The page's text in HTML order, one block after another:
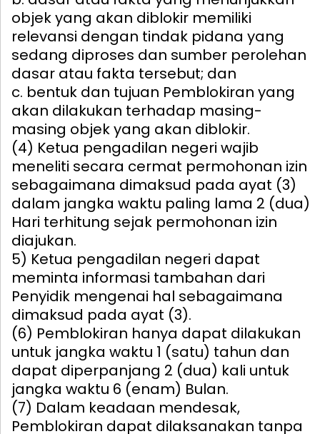
objek yang akan diblokir memiliki
relevansi dengan tindak pidana yang
sedang diproses dan sumber perolehan
dasar atau fakta tersebut; dan
c. bentuk dan tujuan Pemblokiran yang
akan dilakukan terhadap masing-
masing objek yang akan diblokir.
(4) Ketua pengadilan negeri wajib
meneliti secara cermat permohonan izin
sebagaimana dimaksud pada ayat (3)
dalam jangka waktu paling lama 2 (dua)
Hari terhitung sejak permohonan izin
diajukan.
5) Ketua pengadilan negeri dapat
meminta informasi tambahan dari
Penyidik mengenai hal sebagaimana
dimaksud pada ayat (3).
(6) Pemblokiran hanya dapat dilakukan
untuk jangka waktu 1 (satu) tahun dan
dapat diperpanjang 2 (dua) kali untuk
jangka waktu 6 (enam) Bulan.
(7) Dalam keadaan mendesak,
Pemblokiran dapat dilaksanakan tanpa